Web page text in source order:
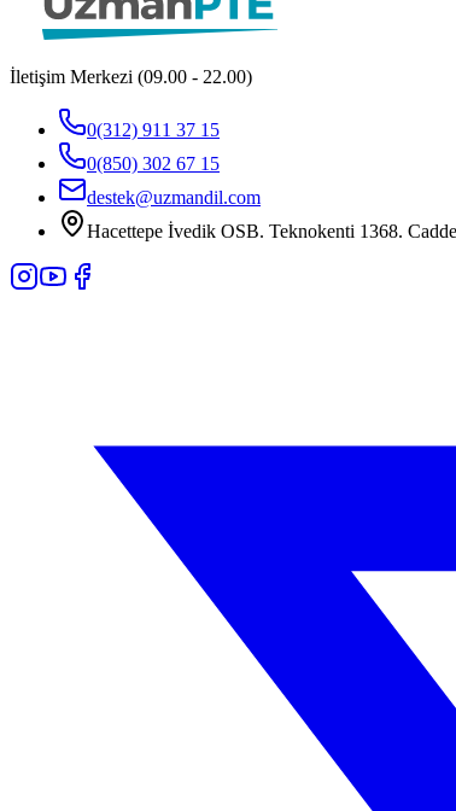
İletişim Merkezi (09.00 - 22.00)
0(312) 911 37 15
0(850) 302 67 15
destek@uzmandil.com
Hacettepe İvedik OSB. Teknokenti 1368.